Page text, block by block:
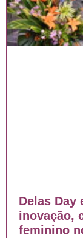
Delas Day
inovação,
feminino